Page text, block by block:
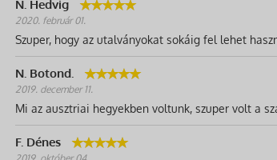
N. Hedvig
2020. február 01.
Szuper, hogy az utalványokat sokáig fel lehet
N. Botond.
2019. december 11.
Mi az ausztriai hegyekben voltunk, szuper volt a
F. Dénes